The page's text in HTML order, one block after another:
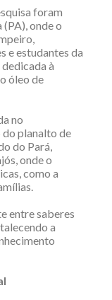
foram
onde o
e estudantes da
à
óleo de
no
do planalto de
do Pará,
onde o
como a
entre saberes
a